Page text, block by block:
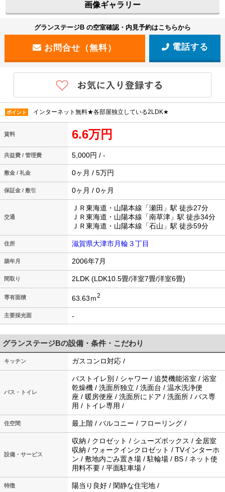
画像ギャラリー
グランステージB の空室確認・内見予約はこちらから
電話する
ポイント インターネット無料★各部屋独立している2LDK★
賃料 6.6万円
共益費 / 管理費 5,000円 / -
敷金 / 礼金 0ヶ月 / 5万円
保証金 / 敷引 0ヶ月 / 0ヶ月
交通
ＪＲ東海道・山陽本線「瀬田」駅 徒歩27分
ＪＲ東海道・山陽本線「南草津」駅 徒歩34分
ＪＲ東海道・山陽本線「石山」駅 徒歩59分
住所 滋賀県大津市月輪３丁目
築年月 2006年7月
間取り 2LDK (LDK10.5畳/洋室7畳/洋室6畳)
専有面積 63.63ｍ2
主要採光面 -
グランステージBの設備・条件・こだわり
キッチン ガスコンロ対応 /
バス・トイレ
バストイレ別 / シャワー / 追焚機能浴室 / 浴室
乾燥機 / 洗面所独立 / 洗面台 / 温水洗浄便
座 / 暖房便座 / 洗面所にドア / 洗面所 / バス専
用 / トイレ専用 /
住空間 最上階 / バルコニー / フローリング /
設備・サービス
収納 / クロゼット / シューズボックス / 全居室
収納 / ウォークインクロゼット / TVインターホ
ン / 敷地内ごみ置き場 / 駐輪場 / BS / ネット使
用料不要 / 平面駐車場 /
特徴 陽当り良好 / 閑静な住宅地 /